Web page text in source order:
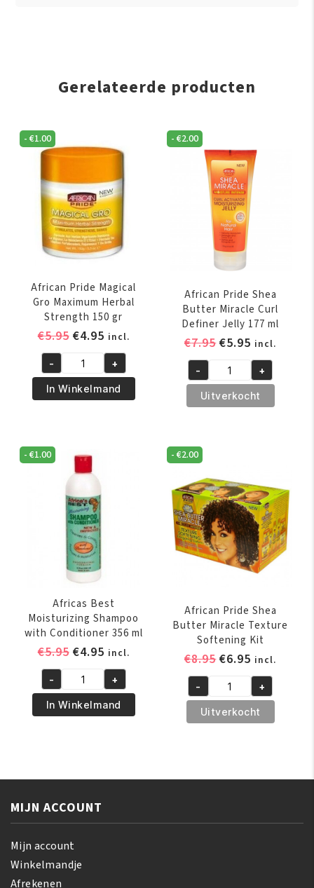
Gerelateerde producten
-€1.00
African Pride Magical
Gro Maximum Herbal
Strength 150 gr
€5.95 Oorspronkelijke
was:
€5.95.
€4.95Huidige
prijs
is:
€4.95.
incl.
African
Pride
Magical
Herbal
Strength
aantal
- +
In Winkelmand
-€2.00
African Pride Shea
Butter Miracle Curl
Definer Jelly 177 ml
€7.95
was:
€7.95.
€5.95 Huidige
prijs
is:
€5.95.
incl.
African
Pride
Shea
Miracle
Curl
Definer
Jelly
177
ml
aantal
- +
Uitverkocht
-€1.00
Africas Best
Moisturizing Shampoo
with Conditioner 356 ml
€5.95 Oorspronkelijke
was:
€5.95.
€4.95Huidige
prijs
is:
€4.95.
incl.
Africas
Best
Moisturizing
ml
aantal
- +
In Winkelmand
-€2.00
African Pride Shea
Butter Miracle Texture
Softening Kit
€8.95
was:
€8.95.
€6.95 Huidige
prijs
is:
€6.95.
incl.
African
Pride
Shea
Texture
aantal
- +
Uitverkocht
MIJN ACCOUNT
Mijn account
Winkelmandje
Afrekenen